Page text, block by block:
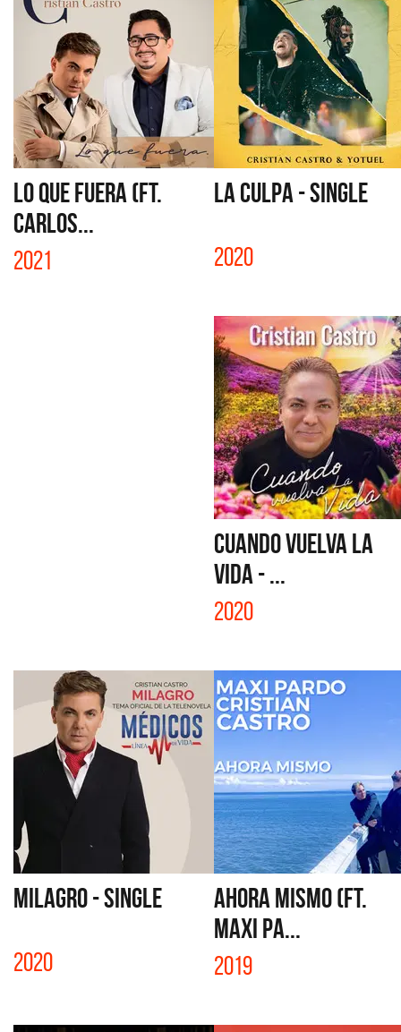
LO QUE FUERA (FT.
CARLOS...
2021
LA CULPA - SINGLE
2020
CUANDO VUELVA LA
VIDA - ...
2020
MILAGRO - SINGLE
2020
AHORA MISMO (FT.
MAXI PA...
2019